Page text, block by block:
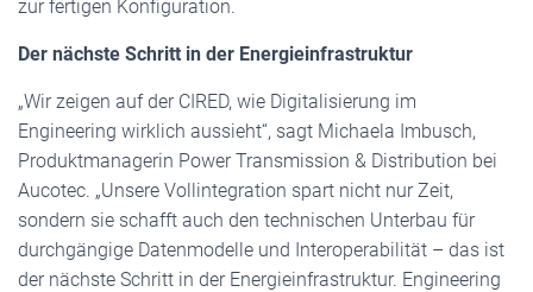
zur fertigen Konfiguration.
Der nächste Schritt in der Energieinfrastruktur
„Wir zeigen auf der CIRED, wie Digitalisierung im
Engineering wirklich aussieht“, sagt Michaela Imbusch,
Produktmanagerin Power Transmission & Distribution bei
Aucotec. „Unsere Vollintegration spart nicht nur Zeit,
sondern sie schafft auch den technischen Unterbau für
durchgängige Datenmodelle und Interoperabilität – das ist
der nächste Schritt in der Energieinfrastruktur. Engineering